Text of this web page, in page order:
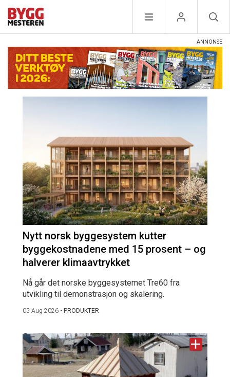
Nytt norsk byggesystem kutter
byggekostnadene med 15 prosent – og
halverer klimaavtrykket
Nå går det norske byggesystemet Tre60 fra
utvikling til demonstrasjon og skalering.
05 Aug 2026 • PRODUKTER